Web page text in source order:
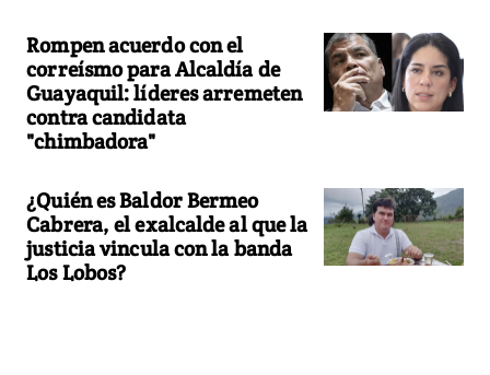
Rompen acuerdo con el
correísmo para Alcaldía de
Guayaquil: líderes arremeten
contra candidata
"chimbadora"
¿Quién es Baldor Bermeo
Cabrera, el exalcalde al que la
justicia vincula con la banda
Los Lobos?